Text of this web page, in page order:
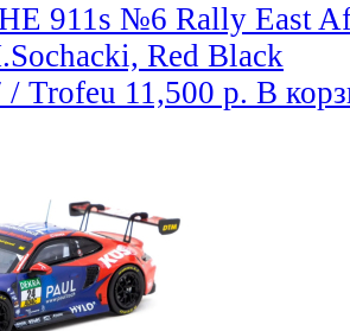
911s №6 Rally East
Red Black
/ Trofeu 11,500 р. В